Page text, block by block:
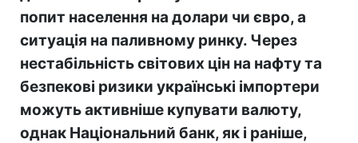
попит населення на долари чи євро, а
ситуація на паливному ринку. Через
нестабільність світових цін на нафту та
безпекові ризики українські імпортери
можуть активніше купувати валюту,
однак Національний банк, як і раніше,